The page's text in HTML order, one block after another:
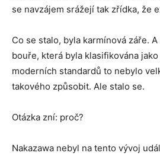
se navzájem srážejí tak zřídka, že
Co se stalo, byla karmínová záře.
bouře, která byla klasifikována jako
moderních standardů to nebylo
takového způsobit. Ale stalo se.
Otázka zní: proč?
Nakazawa nebyl na tento vývoj